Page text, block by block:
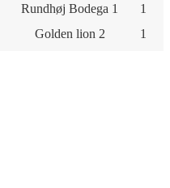
Rundhøj Bodega 1
1
Golden lion 2
1